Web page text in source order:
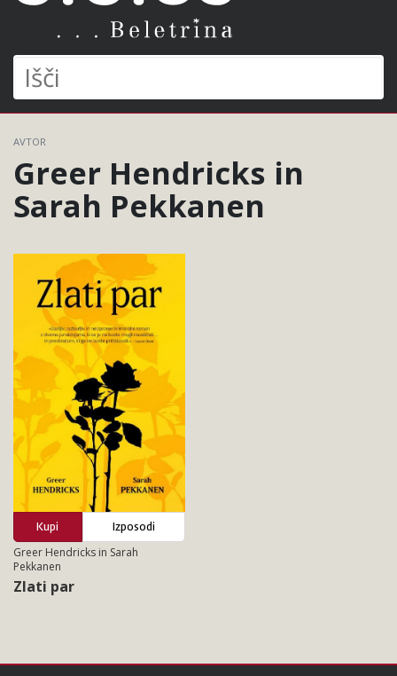
Išči
AVTOR
Greer Hendricks in
Sarah Pekkanen
Kupi
Izposodi
Greer Hendricks in Sarah
Pekkanen
Zlati par